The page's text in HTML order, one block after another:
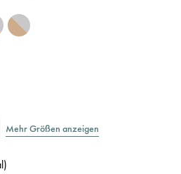
Mehr Größen anzeigen
)